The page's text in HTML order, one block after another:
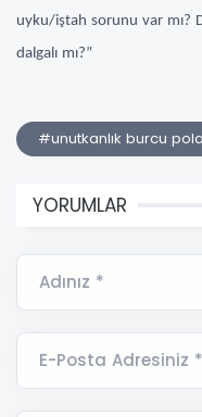
uyku/iştah sorunu var mı?
dalgalı mı?”
#unutkanlık burcu
YORUMLAR
Adınız *
E-Posta Adresiniz *